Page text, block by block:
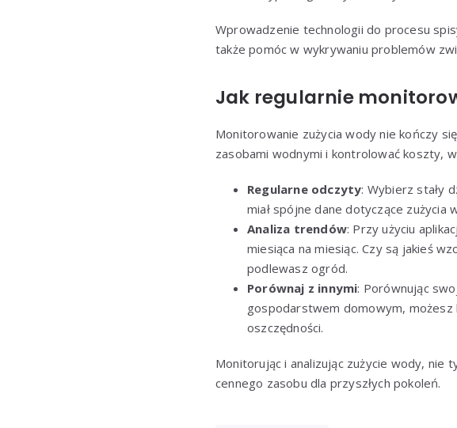
Wprowadzenie technologii do procesu
także pomóc w wykrywaniu problemów
Jak regularnie
Monitorowanie zużycia wody nie kończy
zasobami wodnymi i kontrolować koszty,
Regularne odczyty: Wybierz stały
miał spójne dane dotyczące zużycia
Analiza trendów: Przy użyciu
miesiąca na miesiąc. Czy są jakieś
podlewasz ogród.
Porównaj z innymi: Porównując
gospodarstwem domowym,
oszczędności.
Monitorując i analizując zużycie wody, nie
cennego zasobu dla przyszłych pokoleń.